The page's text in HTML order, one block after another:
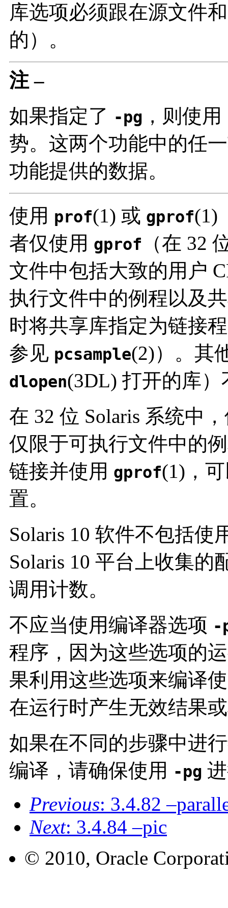
库选项必须跟在源文件
的）。
注 –
如果指定了 -pg ，则使用
势。这两个功能中的任
功能提供的数据。
使用 prof(1) 或 gprof(1)
者仅使用 gprof
（在 32
文件中包括大致的用户
执行文件中的例程以及
时将共享库指定为链接
参见 pcsample(2)）。其
dlopen(3DL) 打开的库
在 32 位 Solaris 系统中
仅限于可执行文件中的
链接并使用 gprof(1)，
置。
Solaris 10 软件不包括使
Solaris 10 平台上收集
调用计数。
不应当使用编译器选项 -
程序，因为这些选项的
果利用这些选项来编译
在运行时产生无效结果
如果在不同的步骤中进
编译，请确保使用 -pg
Previous: 3.4.82
Next: 3.4.84 –pic
© 2010, Oracle